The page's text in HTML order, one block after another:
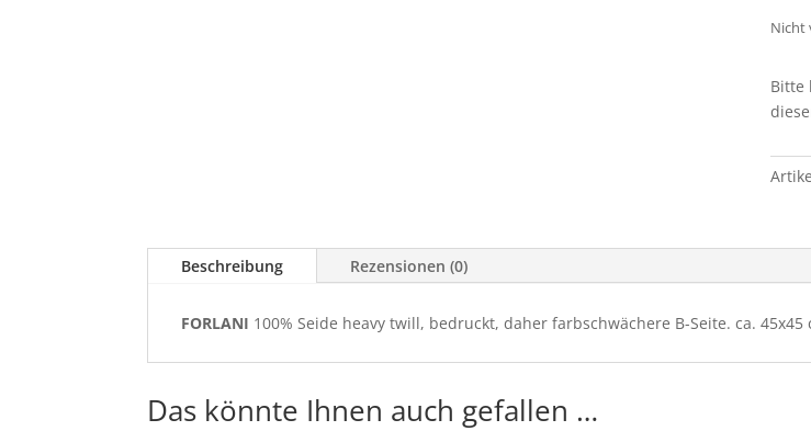
Nicht
Bitte
Beschreibung Rezensionen (0)
FORLANI 100% Seide heavy twill, bedruckt, daher farbschwächere B-Seite. ca.
Das könnte Ihnen auch gefallen …